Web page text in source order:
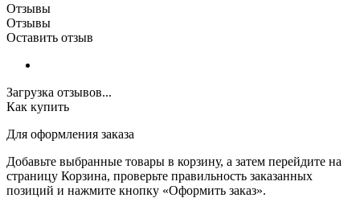
Отзывы
Отзывы
Оставить отзыв
Загрузка отзывов...
Как купить
Для оформления заказа
Добавьте выбранные товары в корзину, а затем перейдите на
страницу Корзина, проверьте правильность заказанных
позиций и нажмите кнопку «Оформить заказ».